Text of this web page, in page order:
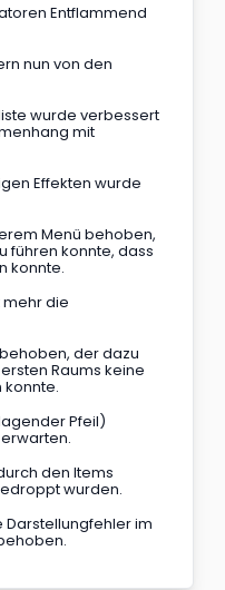
Entflammend
nun von den
wurde verbessert
mit
Effekten wurde
Menü behoben,
führen konnte, dass
konnte.
mehr die
der dazu
Raums keine
Pfeil)
den Items
wurden.
Darstellungfehler im